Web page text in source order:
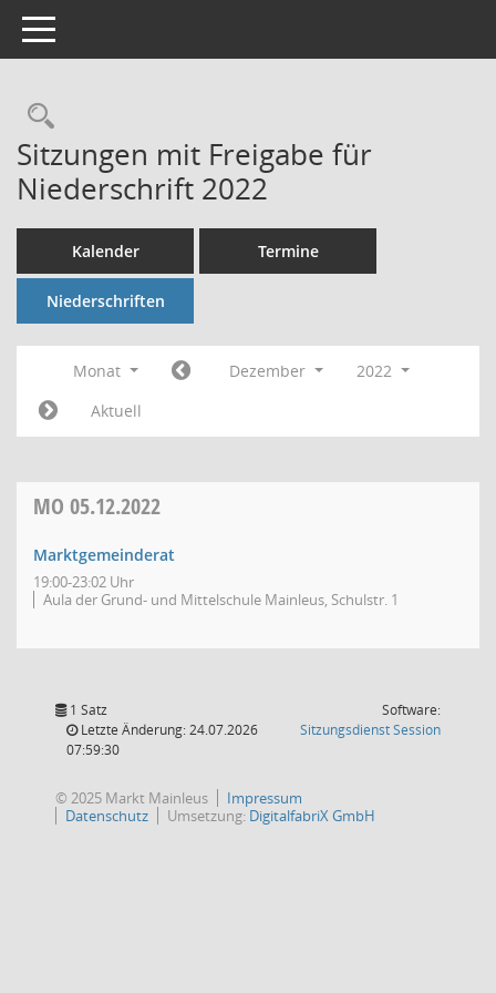
Toggle navigation
Rechercheauswahl
Sitzungen mit Freigabe für
Niederschrift 2022
Kalender Termine
Niederschriften
Monat Dezember
2022
Aktuell
MO 05.12.2022
Marktgemeinderat
19:00-23:02 Uhr
Aula der Grund- und Mittelschule Mainleus, Schulstr. 1
1 Satz
Letzte Änderung: 24.07.2026
07:59:30
Software:
SitzungsdienstSession(Wird in
© 2025 Markt Mainleus
Impressum
Datenschutz
Umsetzung: DigitalfabriX GmbH